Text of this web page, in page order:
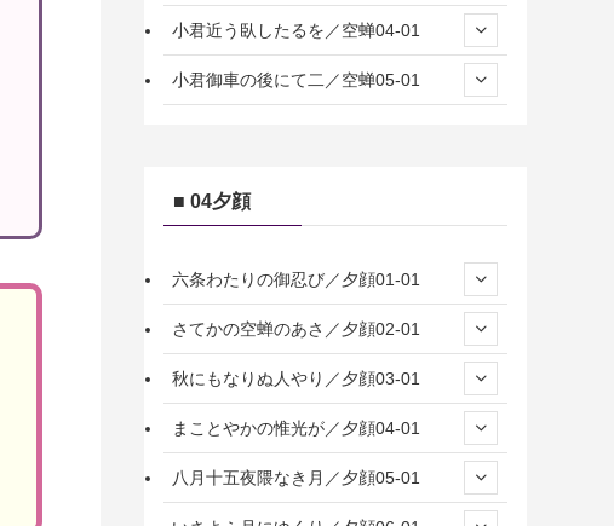
小君近う臥したるを／空蝉04-01
小君御車の後にて二／空蝉05-01
■ 04夕顔
六条わたりの御忍び／夕顔01-01
さてかの空蝉のあさ／夕顔02-01
秋にもなりぬ人やり／夕顔03-01
まことやかの惟光が／夕顔04-01
八月十五夜隈なき月／夕顔05-01